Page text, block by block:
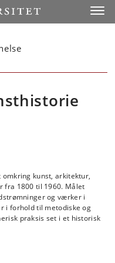
kunst, arkitektur,
fra 1800 til 1960. Målet
og værker i
i forhold til metodiske og
praksis set i et historisk
kunsthistorie og
tidlige avantgarde og
epoke. Der vil indgå